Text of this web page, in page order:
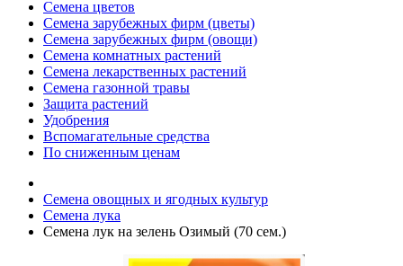
Семена цветов
Семена зарубежных фирм (цветы)
Семена зарубежных фирм (овощи)
Семена комнатных растений
Семена лекарственных растений
Семена газонной травы
Защита растений
Удобрения
Вспомагательные средства
По сниженным ценам
Семена овощных и ягодных культур
Семена лука
Семена лук на зелень Озимый (70 сем.)